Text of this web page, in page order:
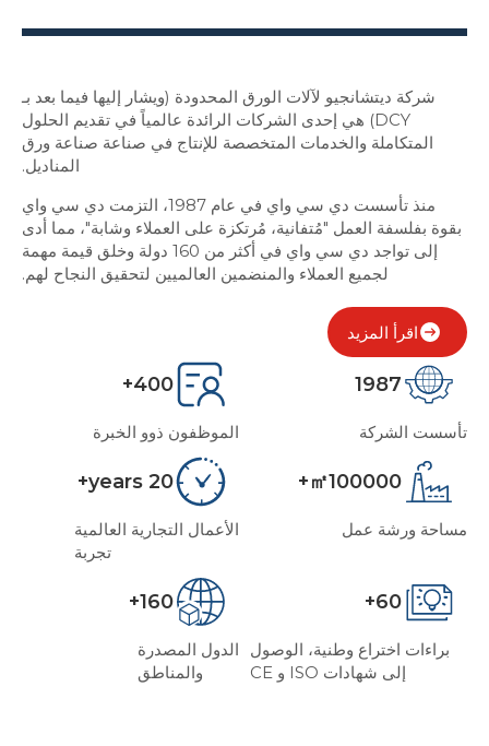
شركة ديتشانجيو لآلات الورق المحدودة (ويشار إليها فيما بعد بـ
DCY) هي إحدى الشركات الرائدة عالمياً في تقديم الحلول
المتكاملة والخدمات المتخصصة للإنتاج في صناعة صناعة ورق
المناديل.
منذ تأسست دي سي واي في عام 1987، التزمت دي سي واي
بقوة بفلسفة العمل "مُتفانية، مُرتكزة على العملاء وشابة"، مما أدى
إلى تواجد دي سي واي في أكثر من 160 دولة وخلق قيمة مهمة
لجميع العملاء والمنضمين العالميين لتحقيق النجاح لهم.
اقرأ المزيد
1987
تأسست الشركة
400
الموظفون ذوو الخبرة
100000
مساحة ورشة عمل
20
الأعمال التجارية العالمية
تجربة
60
براءات اختراع وطنية، الوصول
إلى شهادات ISO و CE
160
الدول المصدرة
والمناطق